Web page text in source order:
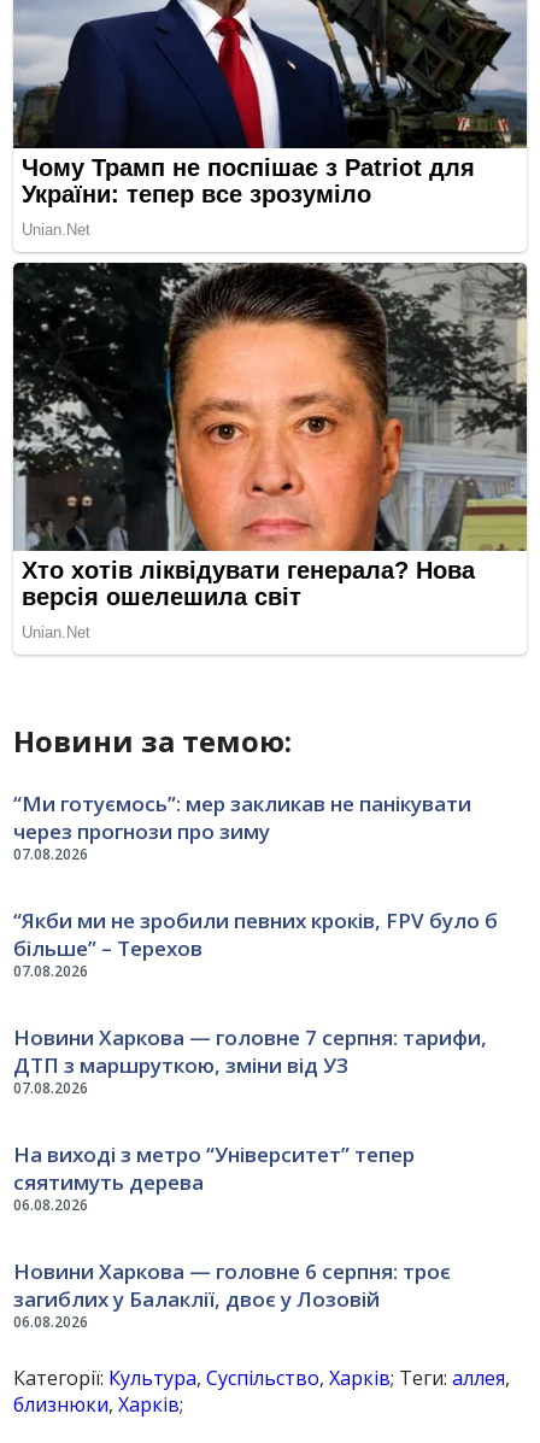
Новини за темою:
07.08.2026
“Ми готуємось”: мер закликав не панікувати
через прогнози про зиму
07.08.2026
“Якби ми не зробили певних кроків, FPV було б
більше” – Терехов
07.08.2026
Новини Харкова — головне 7 серпня: тарифи,
ДТП з маршруткою, зміни від УЗ
06.08.2026
На виході з метро “Університет” тепер
сяятимуть дерева
06.08.2026
Новини Харкова — головне 6 серпня: троє
загиблих у Балаклії, двоє у Лозовій
Категорії: Культура,Суспільство,Харків; Теги:аллея,
близнюки,Харків;